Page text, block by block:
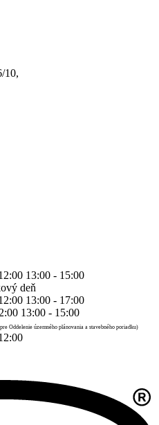
10,
13:00 - 15:00
deň
13:00 - 17:00
13:00 - 15:00
Oddelenie územného plánovania a stavebného poriadku)